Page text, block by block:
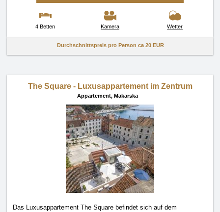
4 Betten Kamera Wetter
Durchschnittspreis pro Person ca 20 EUR
The Square - Luxusappartement im Zentrum
Appartement, Makarska
Das Luxusappartement The Square befindet sich auf dem